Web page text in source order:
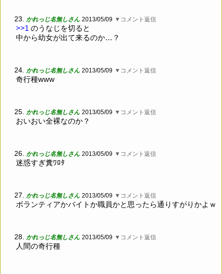
23. かれっじ名無しさん 2013/05/09 ▼コメント返信
>>1 のうなじを切ると
中から幼女が出て来るのか…？
24. かれっじ名無しさん 2013/05/09 ▼コメント返信
奇行種www
25. かれっじ名無しさん 2013/05/09 ▼コメント返信
おいおい全裸なのか？
26. かれっじ名無しさん 2013/05/09 ▼コメント返信
迷惑すぎ糞ﾜﾛﾀ
27. かれっじ名無しさん 2013/05/09 ▼コメント返信
ボランティアかバイトか職員かと思ったら通りすがりかよｗ
28. かれっじ名無しさん 2013/05/09 ▼コメント返信
人間の奇行種